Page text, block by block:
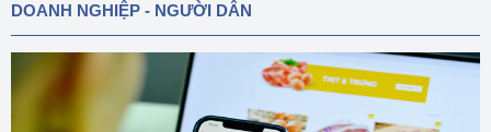
DOANH NGHIỆP - NGƯỜI DÂN